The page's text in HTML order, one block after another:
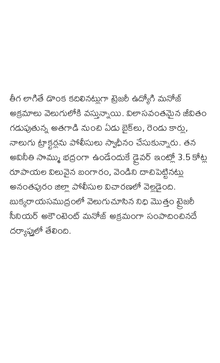
తీగ లాగితే డొంక కదిలినట్లుగా ట్రెజరీ ఉద్యోగి మనోజ్
అక్రమాలు వెలుగులోకి వస్తున్నాయి. విలాసవంతమైన జీవితం
గడుపుతున్న అతగాడి నుంచి ఏడు బైక్‌లు, రెండు కార్లు,
నాలుగు ట్రాక్టర్లను పోలీసులు స్వాధీనం చేసుకున్నారు. తన
అవినీతి సొమ్ము భద్రంగా ఉండేందుకే డ్రైవర్ ఇంట్లో 3.5 కోట్ల
రూపాయల విలువైన బంగారం, వెండిని దాచిపెట్టినట్లు
అనంతపురం జిల్లా పోలీసుల విచారణలో వెల్లడైంది.
బుక్కరాయసముద్రంలో వెలుగుచూసిన నిధి మొత్తం ట్రైజరీ
సీనియర్ అకౌంటెంట్ మనోజ్ అక్రమంగా సంపాదించినదే
దర్యాప్తులో తేలింది.